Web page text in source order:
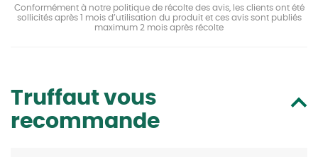
Conformément à notre politique de récolte des avis, les clients ont été
sollicités après 1 mois d’utilisation du produit et ces avis sont publiés
maximum 2 mois après récolte
Truffaut vous
recommande